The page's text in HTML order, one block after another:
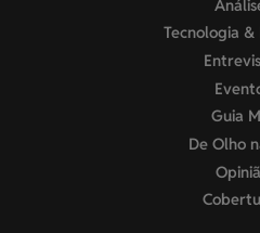
Tecnologia &
Guia
De Olho